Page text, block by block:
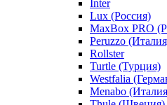
Inter
Lux (Россия)
MaxBox PRO
Peruzzo
Rollster
Turtle (Турция)
Westfalia
Menabo